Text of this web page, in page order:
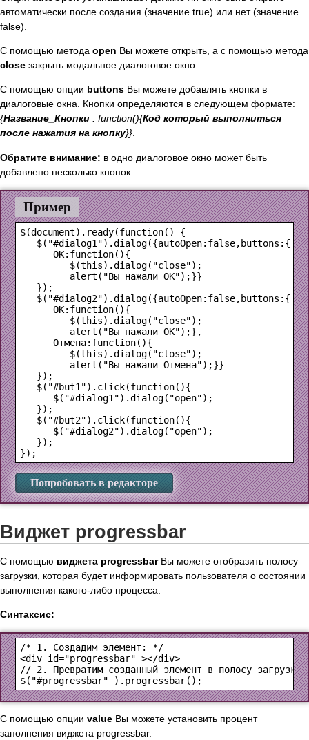
автоматически после создания (значение true) или нет (значение
false).
С помощью метода open Вы можете открыть, а с помощью метода
close закрыть модальное диалоговое окно.
С помощью опции buttons Вы можете добавлять кнопки в
диалоговые окна. Кнопки определяются в следующем формате:
{Название_Кнопки : function(){Код который выполниться
после нажатия на кнопку}}.
Обратите внимание: в одно диалоговое окно может быть
добавлено несколько кнопок.
Пример
$(document).ready(function() {
   $("#dialog1").dialog({autoOpen:false,buttons:{
      OK:function(){
         $(this).dialog("close");
         alert("Вы нажали ОК");}}
   });
   $("#dialog2").dialog({autoOpen:false,buttons:{
      OK:function(){
         $(this).dialog("close");
         alert("Вы нажали ОК");},
      Отмена:function(){
         $(this).dialog("close");
         alert("Вы нажали Отмена");}}
   });
   $("#but1").click(function(){
      $("#dialog1").dialog("open");
   });
   $("#but2").click(function(){
      $("#dialog2").dialog("open");
   });
Попробовать в редакторе
Виджет progressbar
С помощью виджета progressbarВы можете отобразить полосу
загрузки, которая будет информировать пользователя о состоянии
выполнения какого-либо процесса.
Синтаксис:
<div id="progressbar" ></div>
$("#progressbar" ).progressbar();
С помощью опции value Вы можете установить процент
заполнения виджета progressbar.